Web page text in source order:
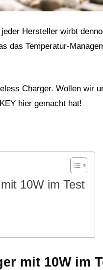
Hersteller wirbt
das Temperatur-
Charger. Wollen wir
hier gemacht hat!
10W im Test
mit 10W im